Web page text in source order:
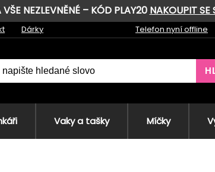
VŠE NEZLEVNĚNÉ – KÓD PLAY20 NAKOUPIT SE
Dárky Telefon nyní offline
Vaky a tašky Míčky